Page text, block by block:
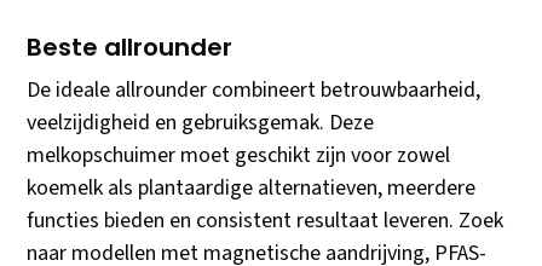
Beste allrounder
De ideale allrounder combineert betrouwbaarheid,
veelzijdigheid en gebruiksgemak. Deze
melkopschuimer moet geschikt zijn voor zowel
koemelk als plantaardige alternatieven, meerdere
functies bieden en consistent resultaat leveren. Zoek
naar modellen met magnetische aandrijving, PFAS-